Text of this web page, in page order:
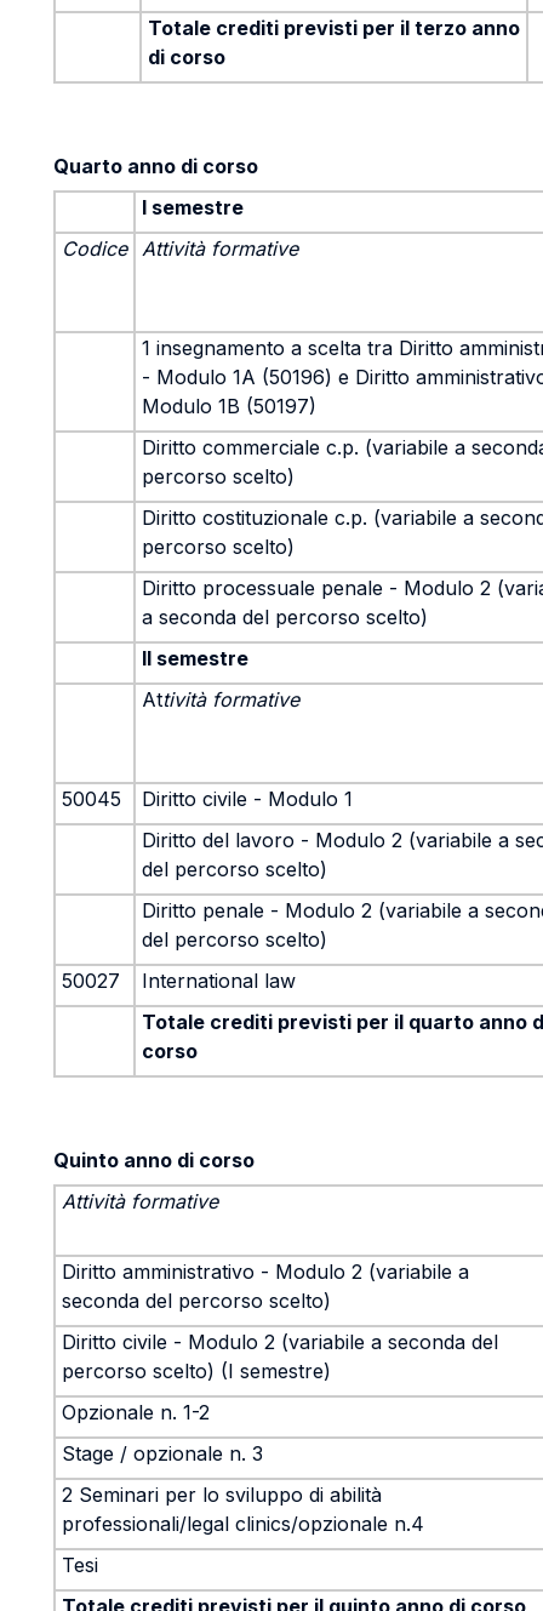
Totale crediti previsti per il terzo anno
di corso
Quarto anno di corso
I semestre
Codice Attività formative
1 insegnamento a scelta tra Diritto
- Modulo 1A (50196) e Diritto
Modulo 1B (50197)
Diritto commerciale c.p. (variabile a
percorso scelto)
Diritto costituzionale c.p. (variabile a
percorso scelto)
Diritto processuale penale - Modulo 2
a seconda del percorso scelto)
II semestre
Attività formative
50045
Diritto civile - Modulo 1
Diritto del lavoro - Modulo 2 (variabile a
del percorso scelto)
Diritto penale - Modulo 2 (variabile a
del percorso scelto)
50027
International law
Totale crediti previsti per il quarto anno
corso
Quinto anno di corso
Attività formative
Diritto amministrativo - Modulo 2 (variabile a
seconda del percorso scelto)
Diritto civile - Modulo 2 (variabile a seconda del
percorso scelto) (I semestre)
Opzionale n. 1-2
Stage / opzionale n. 3
2 Seminari per lo sviluppo di abilità
professionali/legal clinics/opzionale n.4
Tesi
Totale crediti previsti per il quinto anno di corso